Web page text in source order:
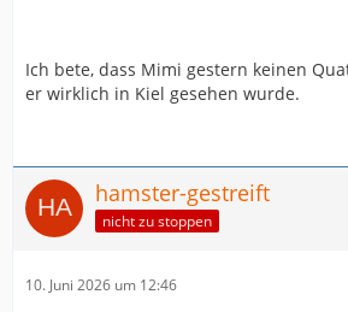
Ich bete, dass Mimi gestern keinen
er wirklich in Kiel gesehen wurde.
hamster-gestreift
nicht zu stoppen
10. Juni 2026 um 12:46